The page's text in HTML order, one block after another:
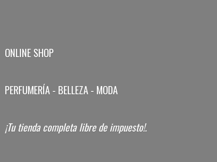
ONLINE SHOP
PERFUMERÍA - BELLEZA - MODA
¡Tu tienda completa librede impuesto!.